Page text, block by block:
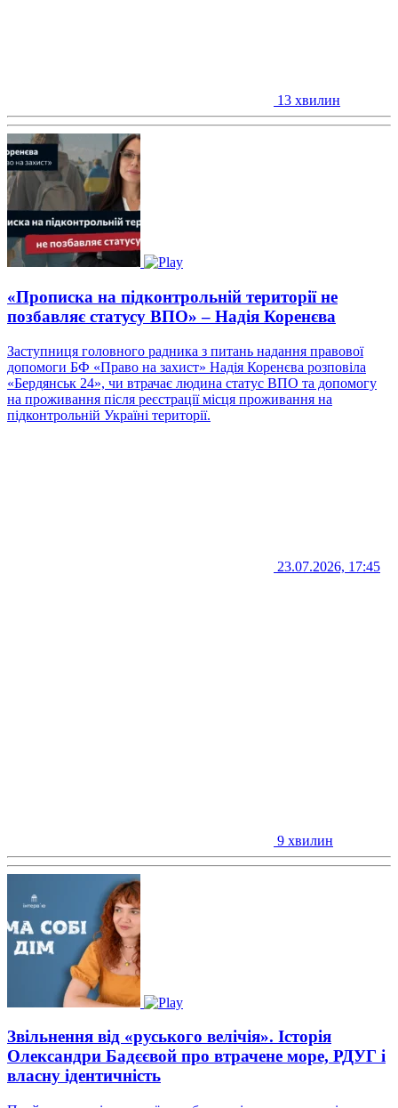
13 хвилин
«Прописка на підконтрольній території не
позбавляє статусу ВПО» – Надія Коренєва
Заступниця головного радника з питань надання правової
допомоги БФ «Право на захист» Надія Коренєва розповіла
«Бердянськ 24», чи втрачає людина статус ВПО та допомогу
на проживання після реєстрації місця проживання на
підконтрольній Україні території.
23.07.2026, 17:45
9 хвилин
Звільнення від «руського велічія». Історія
Олександри Бадєєвой про втрачене море, РДУГ і
власну ідентичність